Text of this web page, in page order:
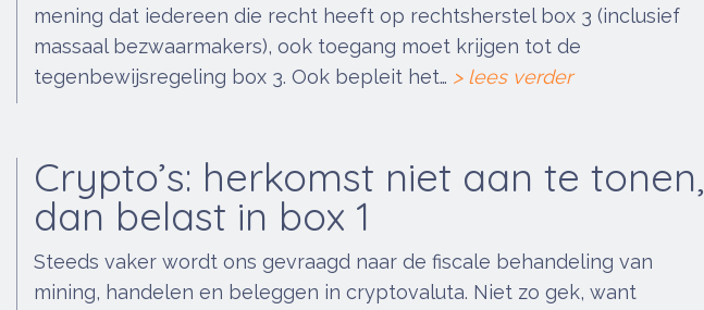
mening dat iedereen die recht heeft op rechtsherstel box 3 (inclusief
massaal bezwaarmakers), ook toegang moet krijgen tot de
tegenbewijsregeling box 3. Ook bepleit het… > lees verder
Crypto’s: herkomst niet aan te tonen,
dan belast in box 1
Steeds vaker wordt ons gevraagd naar de fiscale behandeling van
mining, handelen en beleggen in cryptovaluta. Niet zo gek, want